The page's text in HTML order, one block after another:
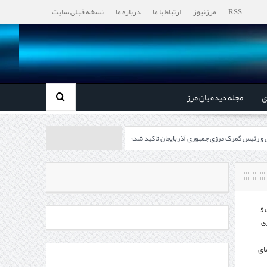
RSS مرزنیوز ارتباط با ما درباره ما نسخه قبلی سایت
مجله دیده بان مرز
و رئیس گمرک مرزی جمهوری آذربایجان تاکید شد؛
ایران و جمهوری آذربایجان ضرورت دارد
گردشگری و صنایع دستی از استاندار اردبیل
اردبیل و مدیرعامل بانک سینا محقق شد؛
و